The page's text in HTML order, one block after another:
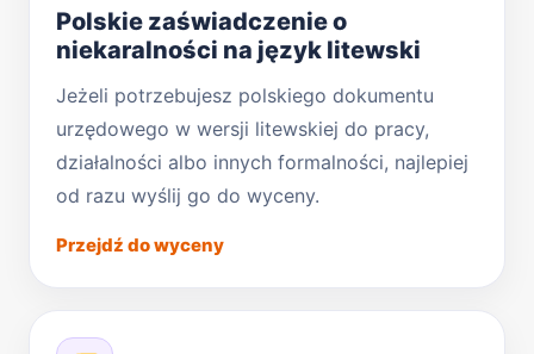
Polskie zaświadczenie o
niekaralności na język litewski
Jeżeli potrzebujesz polskiego dokumentu
urzędowego w wersji litewskiej do pracy,
działalności albo innych formalności, najlepiej
od razu wyślij go do wyceny.
Przejdź do wyceny